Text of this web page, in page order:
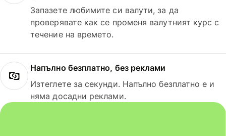
Запазете любимите си валути, за да
проверявате как се променя валутният курс с
течение на времето.
Напълно безплатно, без реклами
Изтеглете за секунди. Напълно безплатно е и
няма досадни реклами.